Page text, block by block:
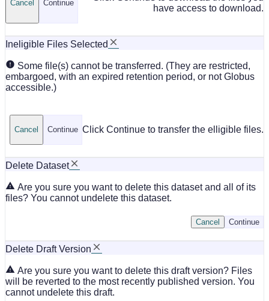
have access to download.
Continue
Cancel
Ineligible Files Selected
Some file(s) cannot be transferred. (They are restricted,
embargoed, with an expired retention period, or not Globus
accessible.)
Click Continue to transfer the elligible files.
Continue
Cancel
Delete Dataset
Are you sure you want to delete this dataset and all of its
files? You cannot undelete this dataset.
Continue
Cancel
Delete Draft Version
Are you sure you want to delete this draft version? Files
will be reverted to the most recently published version. You
cannot undelete this draft.